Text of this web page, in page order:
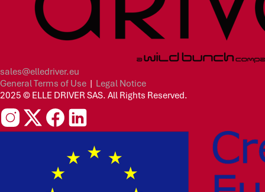
sales@elledriver.eu
General Terms of Use | Legal Notice
2025 © ELLE DRIVER SAS. All Rights Reserved.